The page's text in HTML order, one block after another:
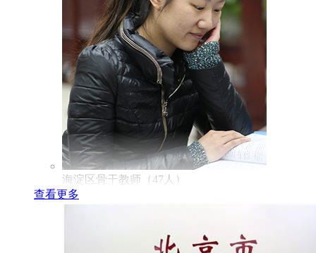
海淀区骨干教师（47人）
查看更多